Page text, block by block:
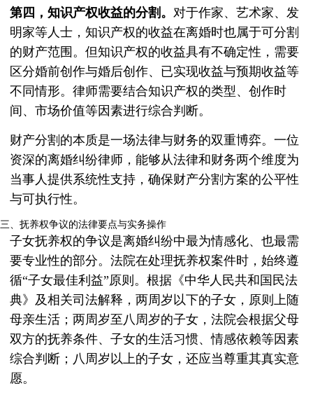
第四，知识产权收益的分割。 对于作家、艺术家、发
明家等人士，知识产权的收益在离婚时也属于可分割
的财产范围。但知识产权的收益具有不确定性，需要
区分婚前创作与婚后创作、已实现收益与预期收益等
不同情形。律师需要结合知识产权的类型、创作时
间、市场价值等因素进行综合判断。
财产分割的本质是一场法律与财务的双重博弈。一位
资深的离婚纠纷律师，能够从法律和财务两个维度为
当事人提供系统性支持，确保财产分割方案的公平性
与可执行性。
三、抚养权争议的法律要点与实务操作
子女抚养权的争议是离婚纠纷中最为情感化、也最需
要专业性的部分。法院在处理抚养权案件时，始终遵
循“子女最佳利益”原则。根据《中华人民共和国民法
典》及相关司法解释，两周岁以下的子女，原则上随
母亲生活；两周岁至八周岁的子女，法院会根据父母
双方的抚养条件、子女的生活习惯、情感依赖等因素
综合判断；八周岁以上的子女，还应当尊重其真实意
愿。